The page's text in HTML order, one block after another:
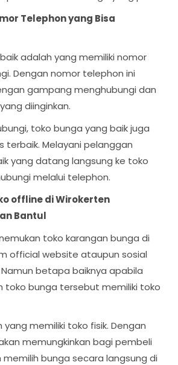
Telephon yang Bisa
adalah yang memiliki nomor
Dengan nomor telephon ini
gampang menghubungi dan
diinginkan.
toko bunga yang baik juga
terbaik. Melayani pelanggan
yang datang langsung ke toko
melalui telephon.
offline di Wirokerten
Bantul
toko karangan bunga di
official website ataupun sosial
betapa baiknya apabila
toko bunga tersebut memiliki toko
yang memiliki toko fisik. Dengan
memungkinkan bagi pembeli
bunga secara langsung di